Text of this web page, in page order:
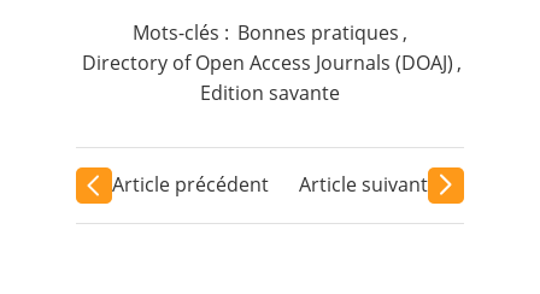
Mots-clés : Bonnes pratiques ,
Directory of Open Access Journals (DOAJ) ,
Edition savante
Article précédent Article suivant